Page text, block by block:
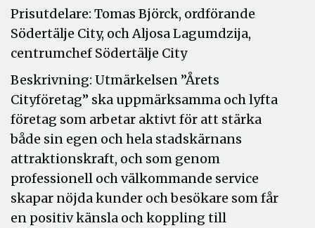
Prisutdelare: Tomas Björck, ordförande
Södertälje City, och Aljosa Lagumdzija,
centrumchef Södertälje City
Beskrivning: Utmärkelsen ”Årets
Cityföretag” ska uppmärksamma och lyfta
företag som arbetar aktivt för att stärka
både sin egen och hela stadskärnans
attraktionskraft, och som genom
professionell och välkommande service
skapar nöjda kunder och besökare som får
en positiv känsla och koppling till